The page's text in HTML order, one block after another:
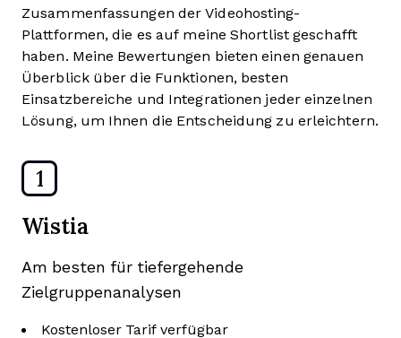
Zusammenfassungen der Videohosting-
Plattformen, die es auf meine Shortlist geschafft
haben. Meine Bewertungen bieten einen genauen
Überblick über die Funktionen, besten
Einsatzbereiche und Integrationen jeder einzelnen
Lösung, um Ihnen die Entscheidung zu erleichtern.
1
Wistia
Am besten für tiefergehende
Zielgruppenanalysen
Kostenloser Tarif verfügbar